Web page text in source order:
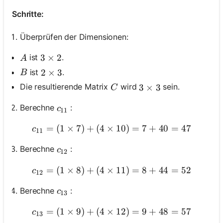
Schritte:
Überprüfen der Dimensionen:
A
A ist3 \times 2
3 × 2.
B
Bist 2 \times 3
2 × 3.
Die resultierende Matrix C
C wird3 \times 3
3 × 3 sein.
Berechne c_{11}
c11 :
c_{11}=(1 \times 7)+(4
c11 = (1 × 7) + (4 × 10) = 7 + 40 = 47
Berechne c_{12}
c12 :
c_{12}=(1 \times 8)+(4
c12 = (1 × 8) + (4 × 11) = 8 + 44 = 52
Berechne c_{13}
c13 :
c_{13}=(1 \times 9)+(4
c13 = (1 × 9) + (4 × 12) = 9 + 48 = 57